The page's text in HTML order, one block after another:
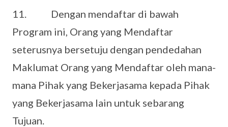
11. Dengan mendaftar di bawah
Program ini, Orang yang Mendaftar
seterusnya bersetuju dengan pendedahan
Maklumat Orang yang Mendaftar oleh mana-
mana Pihak yang Bekerjasama kepada Pihak
yang Bekerjasama lain untuk sebarang
Tujuan.